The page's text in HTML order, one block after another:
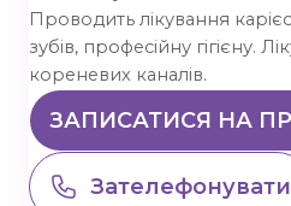
Проводить лікування
зубів, професійну гігієну.
кореневих каналів.
ЗАПИСАТИСЯ НА
Зателефонувати